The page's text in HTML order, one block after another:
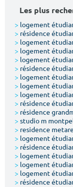
Type de location
Votre date
Les plus
> logement
> résidence
> logement
> logement
> logement
> résidence
> logement
> logement
> logement
> résidence
> résidence
> studio m
> residence
> logement
> résidence
> logement
> logement
> logement
> résidence